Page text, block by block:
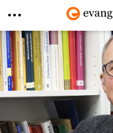
Direkt
zum
Inhalt